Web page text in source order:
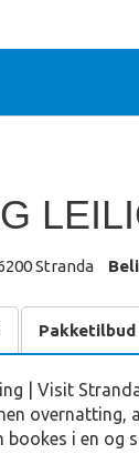
Stranda
Pakketilbud
Visit
overnatting,
bookes i en og